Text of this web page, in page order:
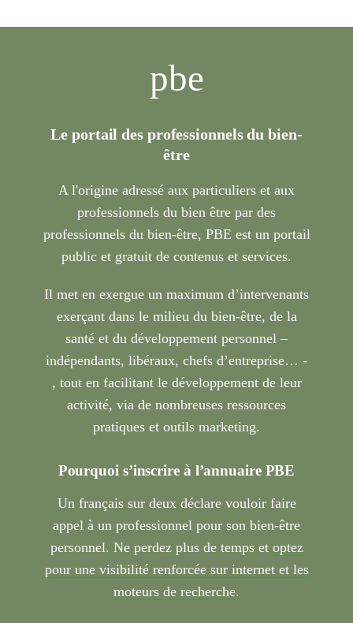
pbe
Le portail des professionnels du bien-
être
A l'origine adressé aux particuliers et aux
professionnels du bien être par des
professionnels du bien-être, PBE est un portail
public et gratuit de contenus et services.
Il met en exergue un maximum d’intervenants
exerçant dans le milieu du bien-être, de la
santé et du développement personnel –
indépendants, libéraux, chefs d’entreprise… -
, tout en facilitant le développement de leur
activité, via de nombreuses ressources
pratiques et outils marketing.
Pourquoi s’inscrire à l’annuaire PBE
Un français sur deux déclare vouloir faire
appel à un professionnel pour son bien-être
personnel. Ne perdez plus de temps et optez
pour une visibilité renforcée sur internet et les
moteurs de recherche.